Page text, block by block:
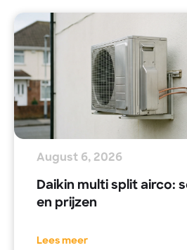
August 6, 2026
Daikin multi split airco:
en prijzen
Lees meer